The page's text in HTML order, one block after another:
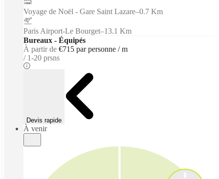
Voyage de Noël - Gare Saint Lazare–0.7 Km
Paris Airport-Le Bourget–13.1 Km
Bureaux - Équipés
À partir de €715 par personne / m
1-20 prsns
Devis rapide
À venir